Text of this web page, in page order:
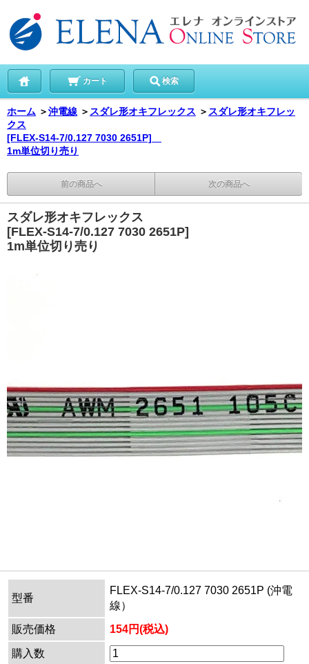
カート 検索
ホーム ＞沖電線 ＞ スダレ形オキフレックス ＞ スダレ形オキフレッ
クス
[FLEX-S14-7/0.127 7030 2651P]
1m単位切り売り
前の商品へ 次の商品へ
スダレ形オキフレックス
[FLEX-S14-7/0.127 7030 2651P]
1m単位切り売り
型番
FLEX-S14-7/0.127 7030 2651P (沖電
線）
販売価格
154円(税込)
購入数